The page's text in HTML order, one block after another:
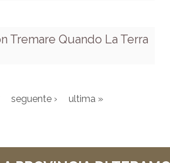
Tremare Quando La Terra
seguente › ultima »